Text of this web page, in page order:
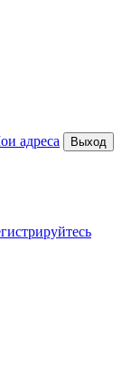
адреса Выход